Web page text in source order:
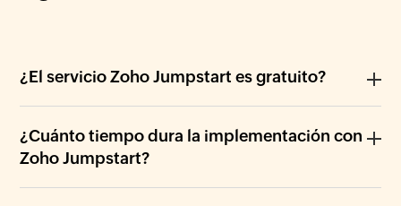
¿El servicio Zoho Jumpstart es gratuito?
¿Cuánto tiempo dura la implementación con
Zoho Jumpstart?